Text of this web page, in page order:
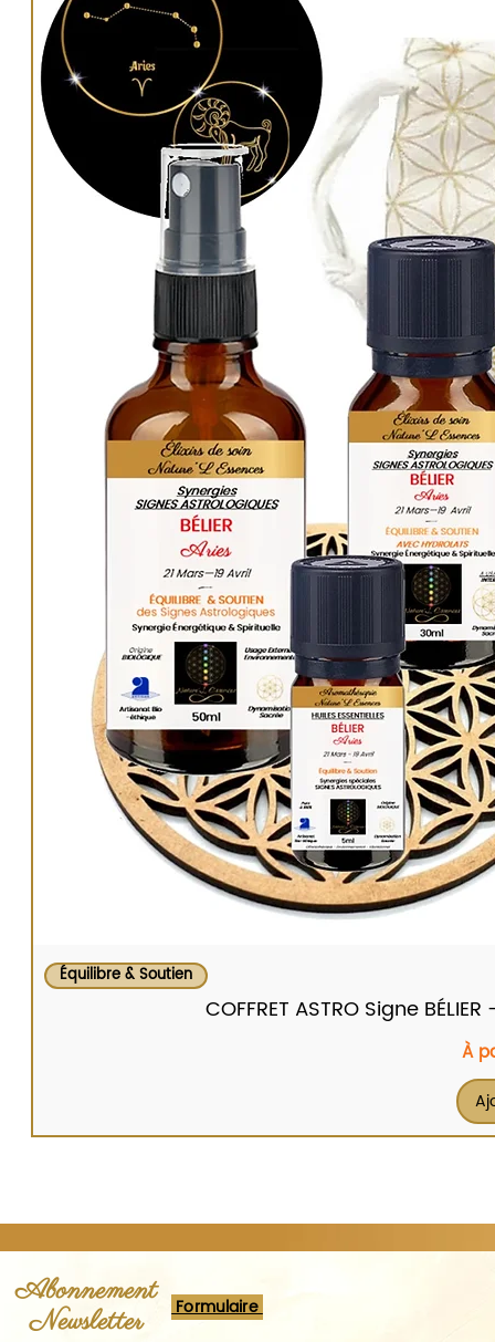
stress.
Équilibre & Soutien
COFFRET ASTRO Signe
À
Abonnement
Newsletter
Formulaire